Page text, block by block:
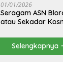
01/01/2026
‎Seragam ASN
atau Sekadar
Selengkapnya